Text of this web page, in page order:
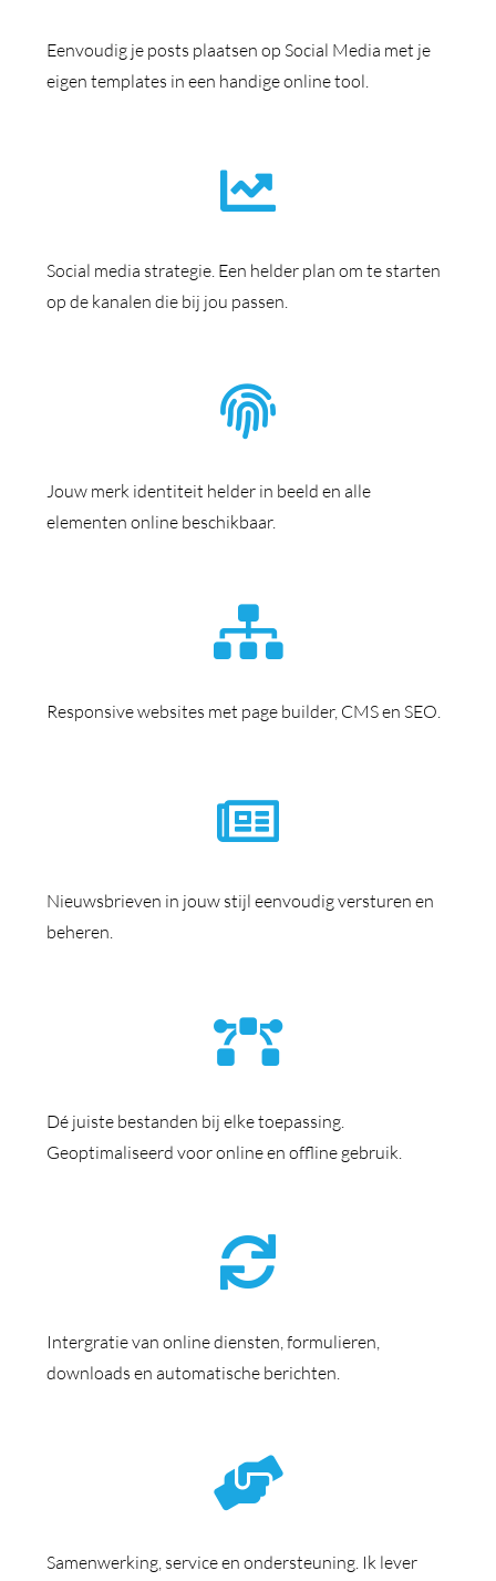
Eenvoudig je posts plaatsen op Social Media met je
eigen templates in een handige online tool.
Social media strategie. Een helder plan om te starten
op de kanalen die bij jou passen.
Jouw merk identiteit helder in beeld en alle
elementen online beschikbaar.
Responsive websites met page builder, CMS en SEO.
Nieuwsbrieven in jouw stijl eenvoudig versturen en
beheren.
Dé juiste bestanden bij elke toepassing.
Geoptimaliseerd voor online en offline gebruik.
Intergratie van online diensten, formulieren,
downloads en automatische berichten.
Samenwerking, service en ondersteuning. Ik lever